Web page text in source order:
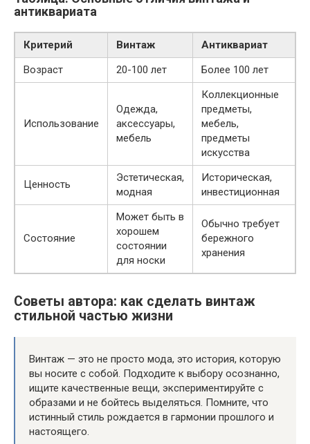
антиквариата
Критерий Винтаж
Антиквариат
Возраст
20-100 лет Более 100 лет
Использование
Одежда,
аксессуары,
мебель
Коллекционные
предметы,
мебель,
предметы
искусства
Ценность
Эстетическая,
модная
Историческая,
инвестиционная
Состояние
Может быть в
хорошем
состоянии
для носки
Обычно требует
бережного
хранения
Советы автора: как сделать винтаж
стильной частью жизни
Винтаж — это не просто мода, это история, которую
вы носите с собой. Подходите к выбору осознанно,
ищите качественные вещи, экспериментируйте с
образами и не бойтесь выделяться. Помните, что
истинный стиль рождается в гармонии прошлого и
настоящего.